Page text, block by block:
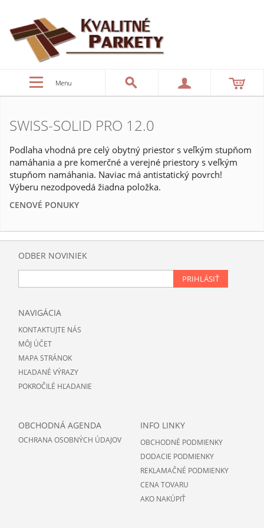
Menu
SWISS-SOLID PRO 12.0
Podlaha vhodná pre celý obytný priestor s veľkým stupňom
namáhania a pre komerčné a verejné priestory s veľkým
stupňom namáhania. Naviac má antistatický povrch!
Výberu nezodpovedá žiadna položka.
CENOVÉ PONUKY
ODBER NOVINIEK
PRIHLÁSIŤ
NAVIGÁCIA
KONTAKTUJTE NÁS
MÔJ ÚČET
MAPA STRÁNOK
HĽADANÉ VÝRAZY
POKROČILÉ HĽADANIE
OBCHODNÁ AGENDA
OCHRANA OSOBNÝCH ÚDAJOV
INFO LINKY
OBCHODNÉ PODMIENKY
DODACIE PODMIENKY
REKLAMAČNÉ PODMIENKY
CENA TOVARU
AKO NAKÚPIŤ